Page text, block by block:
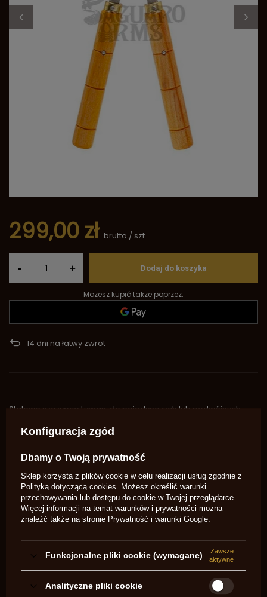
299,00 zł brutto / szt.
- + Dodaj do koszyka
Możesz kupić także poprzez:
14 dni na łatwy zwrot
Stalowe szczypce Lyman, do pojedynczych lub podwójnych
Marka
Lyman
Symbol
Kaliber Więcej x
Potrzebujesz pomocy? Masz pytania?
Zadaj pytanie a my odpowiemy
odpowiedzi publikując dla innych.
OPINIE O SZCZYPCE DO KOKIL LYMAN
Konfiguracja zgód
Dbamy o Twoją prywatność
Sklep korzysta z plików cookie w celu realizacji usług zgodnie z
Polityką dotyczącą cookies. Możesz określić warunki
przechowywania lub dostępu do cookie w Twojej przeglądarce.
Więcej informacji na temat warunków i prywatności można
znaleźć także na stronie Prywatność i warunki Google.
Funkcjonalne pliki cookie (wymagane)
Zawsze
aktywne
Analityczne pliki cookie